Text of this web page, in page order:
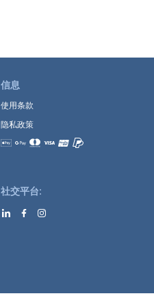
信息
使用条款
隐私政策
Accepted payment methods
社交平台: